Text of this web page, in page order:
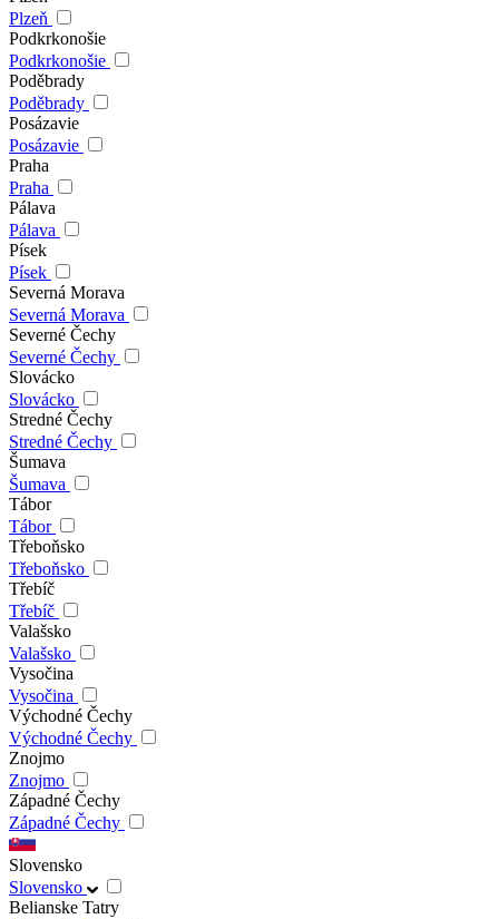
Plzeň
Podkrkonošie
Podkrkonošie
Poděbrady
Poděbrady
Posázavie
Posázavie
Praha
Praha
Pálava
Pálava
Písek
Písek
Severná Morava
Severná Morava
Severné Čechy
Severné Čechy
Slovácko
Slovácko
Stredné Čechy
Stredné Čechy
Šumava
Šumava
Tábor
Tábor
Třeboňsko
Třeboňsko
Třebíč
Třebíč
Valašsko
Valašsko
Vysočina
Vysočina
Východné Čechy
Východné Čechy
Znojmo
Znojmo
Západné Čechy
Západné Čechy
Slovensko
Slovensko
Belianske Tatry